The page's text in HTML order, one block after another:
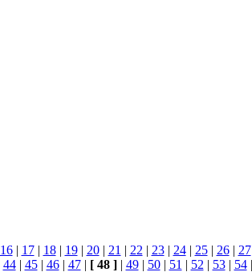
16| 17| 18| 19| 20| 21 | 22 | 23| 24| 25| 26| 27
44| 45| 46| 47| [ 48 ]| 49| 50| 51 | 52 | 53| 54|